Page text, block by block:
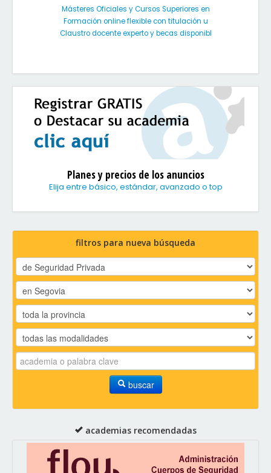
Másteres Oficiales y Cursos Superiores en
Formación online flexible con titulación u
Claustro docente experto y becas disponibl
Planes y precios de los anuncios
Elija entre básico, estándar, avanzado o top
filtros para nueva búsqueda
buscar
academias recomendadas